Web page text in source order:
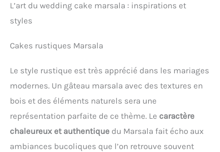
L’art du wedding cake marsala : inspirations et
styles
Cakes rustiques Marsala
Le style rustique est très apprécié dans les mariages
modernes. Un gâteau marsala avec des textures en
bois et des éléments naturels sera une
représentation parfaite de ce thème. Le caractère
chaleureux et authentique du Marsala fait écho aux
ambiances bucoliques que l’on retrouve souvent